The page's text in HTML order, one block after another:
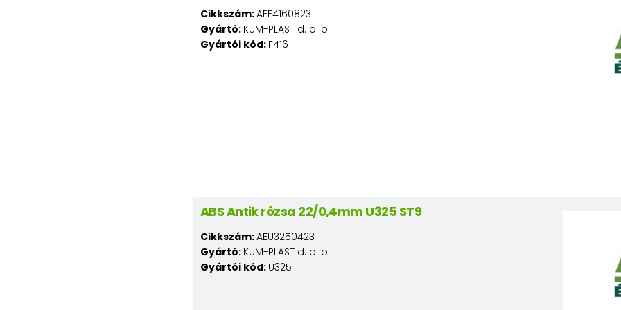
Cikkszám:AEF4160823
Gyártó: KUM-PLAST d. o. o.
Gyártói kód: F416
ABS Antik rózsa 22/0,4mm U325 ST9
Cikkszám:AEU3250423
Gyártó: KUM-PLAST d. o. o.
Gyártói kód: U325